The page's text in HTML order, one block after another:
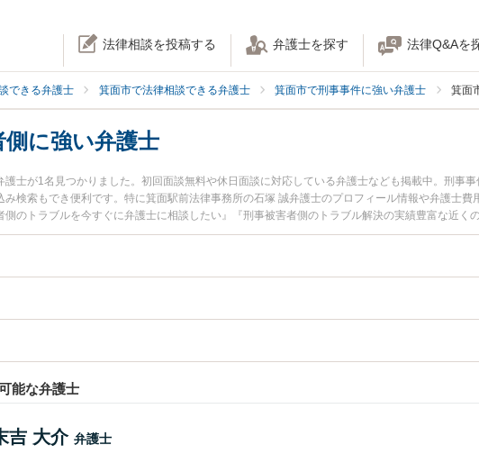
法律相談を投稿する 弁護士を探す 法律Q&Aを
できる弁護士 箕面市で法律相談できる弁護士 箕面市で刑事事件に強い弁護士 箕面
に強い弁護士
士が1名見つかりました。初回面談無料や休日面談に対応している弁護士なども掲載中。刑事
検索もでき便利です。特に箕面駅前法律事務所の石塚 誠弁護士のプロフィール情報や弁護士
のトラブルを今すぐに弁護士に相談したい』『刑事被害者側のトラブル解決の実績豊富な近く
弁護士に相談予約したい』などでお困りの相談者さんにおすすめです。
能な弁護士
吉 大介 弁護士